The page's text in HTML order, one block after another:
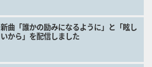
新曲「誰かの励みになるように」と「眩し
いから」を配信しました